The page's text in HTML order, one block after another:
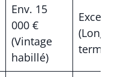
Env. 15
000 €
(Vintage
habillé)
(Long
terme)